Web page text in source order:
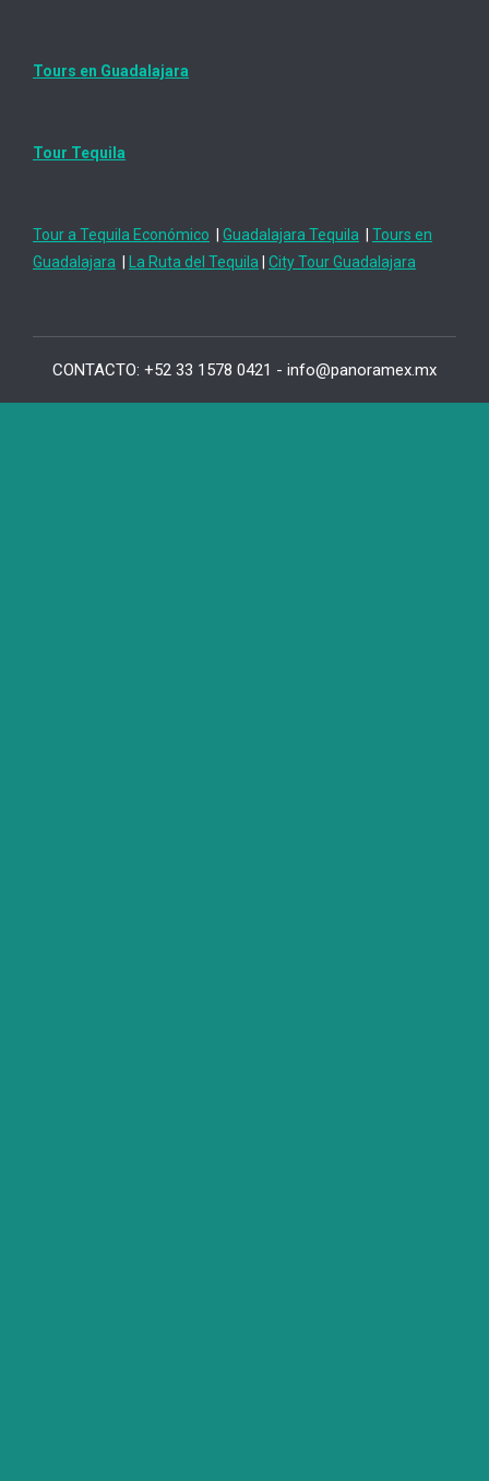
Tours en Guadalajara
Tour Tequila
Tour a Tequila Económico Guadalajara Tequila
Tours en
Guadalajara
La Ruta del Tequila City Tour Guadalajara
CONTACTO: +52 33 1578 0421 - info@panoramex.mx